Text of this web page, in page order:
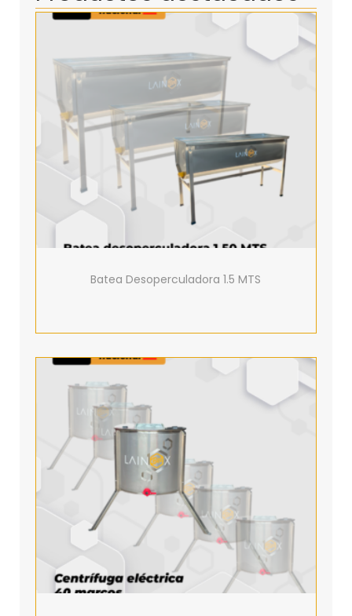
Batea Desoperculadora 1.5 MTS